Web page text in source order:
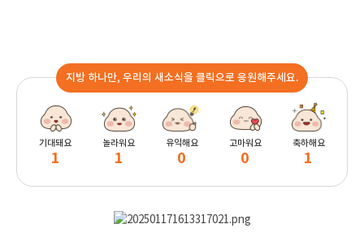
지방 하나만, 우리의 새소식을 클릭으로 응원해주세요.
기대돼요
1
놀라워요
1
유익해요
0
고마워요
0
축하해요
1